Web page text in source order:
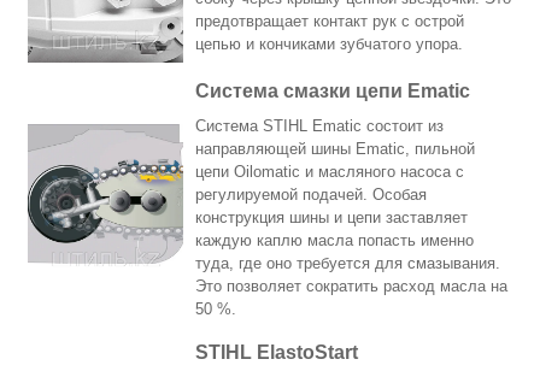
предотвращает контакт рук с острой
цепью и кончиками зубчатого упора.
Система смазки цепи Ematic
Система STIHL Ematic состоит из
направляющей шины Ematic, пильной
цепи Oilomatic и масляного насоса с
регулируемой подачей. Особая
конструкция шины и цепи заставляет
каждую каплю масла попасть именно
туда, где оно требуется для смазывания.
Это позволяет сократить расход масла на
50 %.
STIHL ElastoStart